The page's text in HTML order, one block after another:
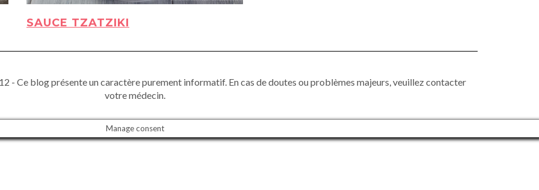
SAUCE TZATZIKI
- Ce blog présente un caractère purement informatif. En cas de doutes ou problèmes majeurs, veuillez contacter
votre médecin.
Manage consent